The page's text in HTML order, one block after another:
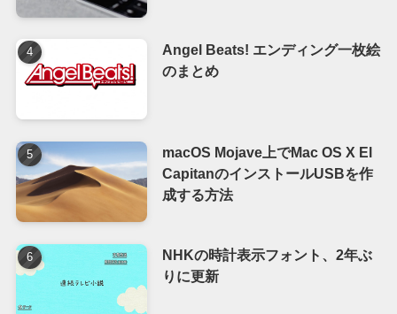
Angel Beats! エンディング一枚絵
のまとめ
macOS Mojave上でMac OS X El
CapitanのインストールUSBを作
成する方法
NHKの時計表示フォント、2年ぶ
りに更新